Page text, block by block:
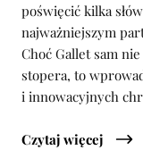
poświęcić kilka
najważniejszym
Choć Gallet sam
stopera, to
i innowacyjnych
Czytaj więcej